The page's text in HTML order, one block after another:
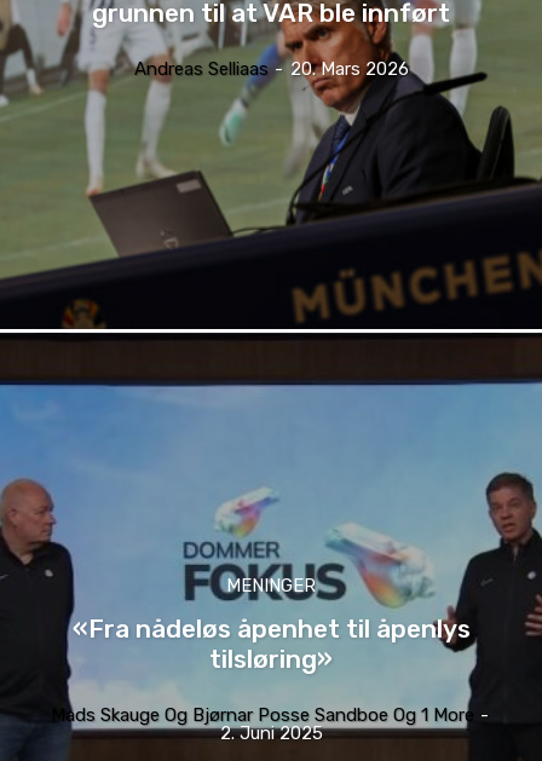
grunnen til at VAR ble innført
Andreas Selliaas - 20. Mars 2026
MENINGER
«Fra nådeløs åpenhet til åpenlys
tilsløring»
Mads Skauge Og Bjørnar Posse Sandboe Og 1 More -
2. Juni 2025